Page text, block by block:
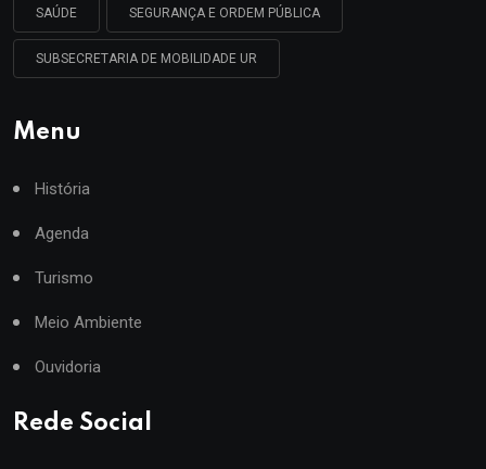
SAÚDE SEGURANÇA E ORDEM PÚBLICA
SUBSECRETARIA DE MOBILIDADE UR
Menu
História
Agenda
Turismo
Meio Ambiente
Ouvidoria
Rede Social